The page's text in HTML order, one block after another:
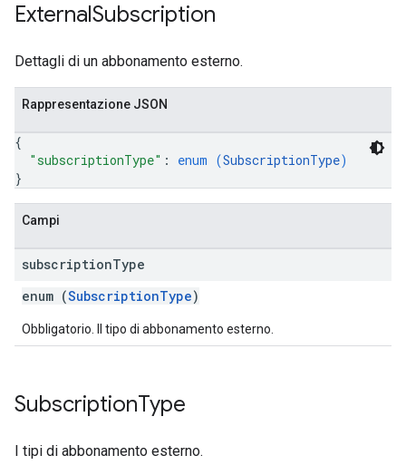
ExternalSubscription
Dettagli di un abbonamento esterno.
Rappresentazione JSON
{
"subscriptionType" : enum (SubscriptionType)
}
Campi
subscriptionType
enum (SubscriptionType)
Obbligatorio. Il tipo di abbonamento esterno.
SubscriptionType
I tipi di abbonamento esterno.